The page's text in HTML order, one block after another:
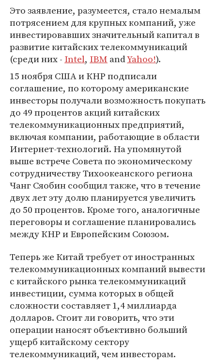
Это заявление, разумеется, стало немалым
потрясением для крупных компаний, уже
инвестировавших значительный капитал в
развитие китайских телекоммуникаций
(среди них - Intel, IBM andYahoo!).
15 ноября США и КНР подписали
соглашение, по которому американские
инвесторы получали возможность покупать
до 49 процентов акций китайских
телекоммуникационных предприятий,
включая компании, работающие в области
Интернет-технологий. На упомянутой
выше встрече Совета по экономическому
сотрудничеству Тихоокеанского региона
Чанг Сяобин сообщил также, что в течение
двух лет эту долю планируется увеличить
до 50 процентов. Кроме того, аналогичные
переговоры и соглашение планировались
между КНР и Европейским Союзом.
Теперь же Китай требует от иностранных
телекоммуникационных компаний вывести
с китайского рынка телекоммуникаций
инвестиции, сумма которых в общей
сложности составляет 1,4 миллиарда
долларов. Стоит ли говорить, что эти
операции наносят объективно больший
ущерб китайскому сектору
телекоммуникаций, чем инвесторам.